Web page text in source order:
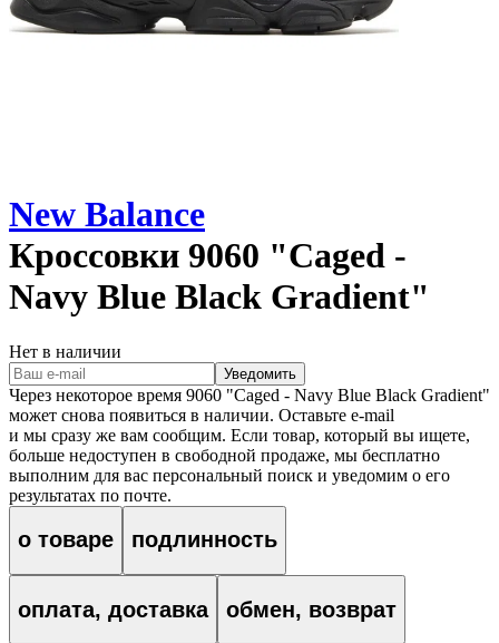
New Balance
Кроссовки 9060 "Caged -
Navy Blue Black Gradient"
Нет в наличии
Уведомить
Через некоторое время 9060 "Caged - Navy Blue Black Gradient"
может снова появиться в наличии. Оставьте e‑mail
и мы сразу же вам сообщим. Если товар, который вы ищете,
больше недоступен в свободной продаже, мы бесплатно
выполним для вас персональный поиск и уведомим о его
результатах по почте.
о товаре подлинность
оплата, доставка обмен, возврат